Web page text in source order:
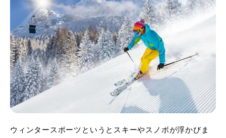
ウィンタースポーツというとスキーやスノボが浮かびま